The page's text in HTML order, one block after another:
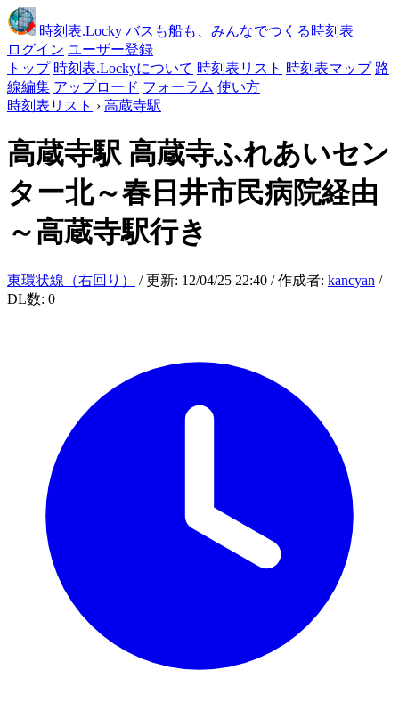
時刻表.Locky バスも船も、みんなでつくる時刻表
ログイン ユーザー登録
トップ 時刻表.Lockyについて 時刻表リスト 時刻表マップ 路
線編集 アップロード フォーラム 使い方
時刻表リスト › 高蔵寺駅
高蔵寺駅 高蔵寺ふれあいセン
ター北～春日井市民病院経由
～高蔵寺駅行き
東環状線（右回り） / 更新: 12/04/25 22:40 / 作成者: kancyan /
DL数: 0